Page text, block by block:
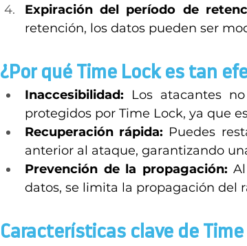
Expiración del período de
retención, los datos pueden ser
¿Por qué Time Lock es tan
Inaccesibilidad: Los atacantes
protegidos por Time Lock, ya que
Recuperación rápida: Puedes
anterior al ataque, garantizando
Prevención de la propagación:
datos, se limita la propagación del
Características clave de Time